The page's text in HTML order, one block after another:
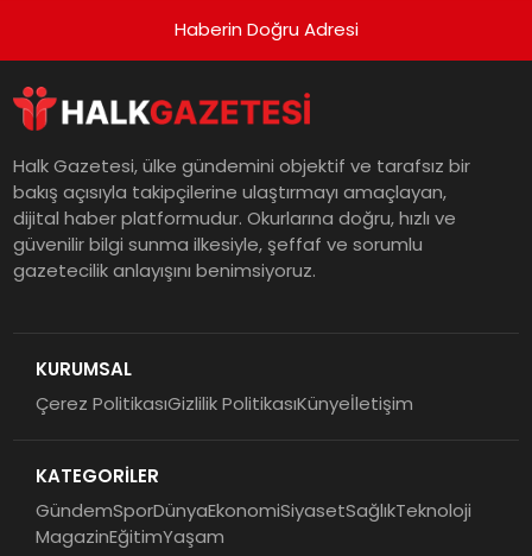
Haberin Doğru Adresi
Halk Gazetesi, ülke gündemini objektif ve tarafsız bir
bakış açısıyla takipçilerine ulaştırmayı amaçlayan,
dijital haber platformudur. Okurlarına doğru, hızlı ve
güvenilir bilgi sunma ilkesiyle, şeffaf ve sorumlu
gazetecilik anlayışını benimsiyoruz.
KURUMSAL
Çerez PolitikasıGizlilik PolitikasıKünyeİletişim
KATEGORİLER
GündemSporDünyaEkonomiSiyasetSağlıkTeknoloji
MagazinEğitimYaşam